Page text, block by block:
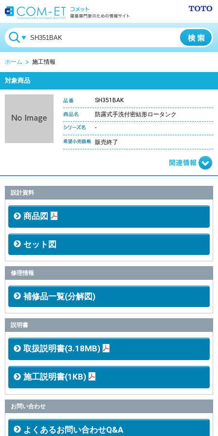
ホーム 施工情報
対象商品
SH351BAK
防露式手洗付密結形ロータンク
-
販売終了
設計資料
商品図
セット図
修理情報
補修品一覧(分解図)
説明書
取扱説明書(3.18MB)
施工説明書(1KB)
お問い合わせ
よくあるお問い合わせQ&A